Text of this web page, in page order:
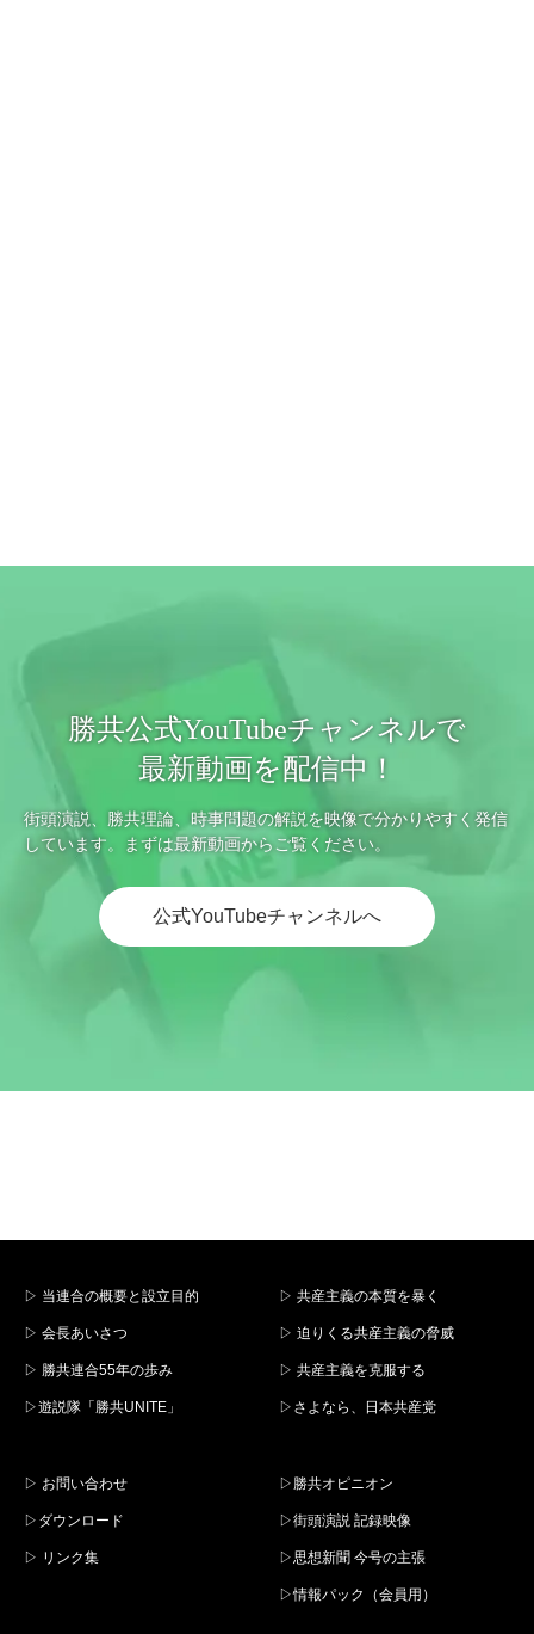
勝共公式YouTubeチャンネルで
最新動画を配信中！
街頭演説、勝共理論、時事問題の解説を映像で分かりやすく発信
しています。まずは最新動画からご覧ください。
公式YouTubeチャンネルへ
▷ 当連合の概要と設立目的
▷ 会長あいさつ
▷ 勝共連合55年の歩み
▷遊説隊「勝共UNITE」
▷ 共産主義の本質を暴く
▷ 迫りくる共産主義の脅威
▷ 共産主義を克服する
▷さよなら、日本共産党
▷ お問い合わせ
▷ダウンロード
▷ リンク集
▷勝共オピニオン
▷街頭演説 記録映像
▷思想新聞 今号の主張
▷情報パック（会員用）